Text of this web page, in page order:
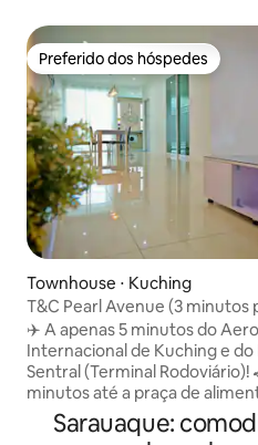
Preferido dos hóspedes
Preferido dos hóspedes
Townhouse ⋅ Kuching
T&C Pearl Avenue (3 minutos
Aeroporto de Kuching)
✈️ A apenas 5 minutos do
Internacional de Kuching e
Sentral (Terminal Rodoviário)!
minutos até a praça de
o Galacity – fácil acesso a
comida e diversão na região.
Sarauaque: